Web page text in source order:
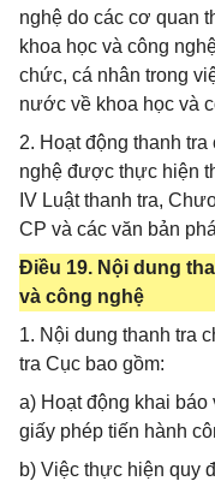
nghệ do các cơ quan
khoa học và công
chức, cá nhân trong
nước về khoa học và
2. Hoạt động thanh
nghệ được thực hiện
IV Luật thanh tra,
CP và các văn bản
Điều 19. Nội dung
và công nghệ
1. Nội dung thanh tra
tra Cục bao gồm:
a) Hoạt động khai
giấy phép tiến hành
b) Việc thực hiện quy